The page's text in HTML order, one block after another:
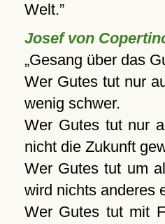
Welt.
Josef von
Gesang über das
Wer Gutes tut nur
wenig schwer.
Wer Gutes tut nur
nicht die Zukunft
Wer Gutes tut um
wird nichts anderes
Wer Gutes tut mit